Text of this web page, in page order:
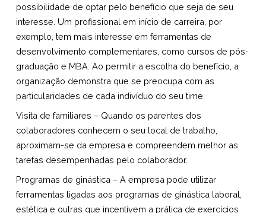
possibilidade de optar pelo benefício que seja de seu
interesse. Um profissional em início de carreira, por
exemplo, tem mais interesse em ferramentas de
desenvolvimento complementares, como cursos de pós-
graduação e MBA. Ao permitir a escolha do benefício, a
organização demonstra que se preocupa com as
particularidades de cada indivíduo do seu time.
Visita de familiares – Quando os parentes dos
colaboradores conhecem o seu local de trabalho,
aproximam-se da empresa e compreendem melhor as
tarefas desempenhadas pelo colaborador.
Programas de ginástica – A empresa pode utilizar
ferramentas ligadas aos programas de ginástica laboral,
estética e outras que incentivem a prática de exercícios